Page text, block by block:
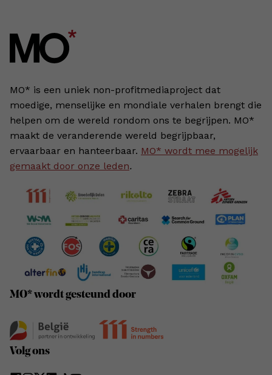
MO* is een uniek non-profitmediaproject dat
moedige, menselijke en mondiale verhalen brengt die
helpen om de wereld rondom ons te begrijpen. MO*
maakt de veranderende wereld begrijpbaar,
ervaarbaar en hanteerbaar. MO* wordt mee mogelijk
gemaakt door onze leden.
MO* wordt gesteund door
Volg ons